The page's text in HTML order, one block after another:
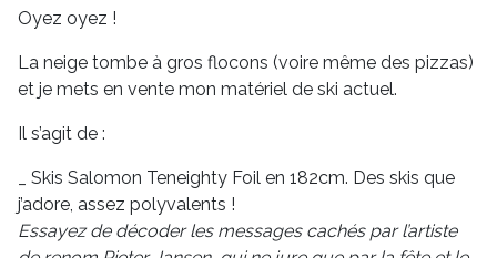
Oyez oyez !
La neige tombe à gros flocons (voire même des pizzas)
et je mets en vente mon matériel de ski actuel.
Il s’agit de :
Skis Salomon Teneighty Foil en 182cm. Des skis que
j’adore, assez polyvalents !
Essayez de décoder les messages cachés par l’artiste